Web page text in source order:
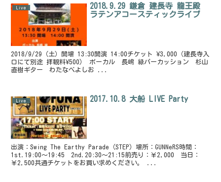
Live
2018.9.29 鎌倉 建長寺 龍王殿
ラテンアコースティックライブ
2018/9/29（土）開場 13:30開演 14:00チケット ¥3,000（建長寺入
口にて別途 拝観料¥500） ボーカル 長嶋 緑パーカッション 杉山
直樹ギター わたなべよしお ...
Live 2017.10.8 大船 LIVE Party
出演：Swing The Earthy Parade（STEP）場所：GUNNeRS時間：
1st.19:00〜19:45 2nd.20:30〜21:15前売り：￥2,000 当日：
￥2,500共通チケットをお買い求めください。 ...